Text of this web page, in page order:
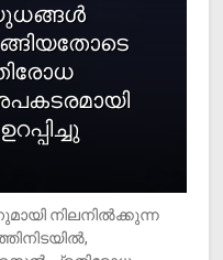
നിലനില്‍ക്കുന്ന